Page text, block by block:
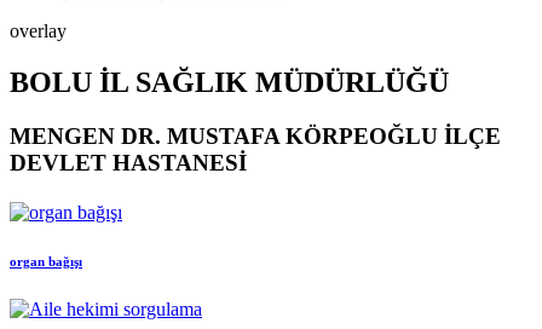
overlay
BOLU İL SAĞLIK MÜDÜRLÜĞÜ
MENGEN DR. MUSTAFA KÖRPEOĞLU İLÇE
DEVLET HASTANESİ
organ bağışı